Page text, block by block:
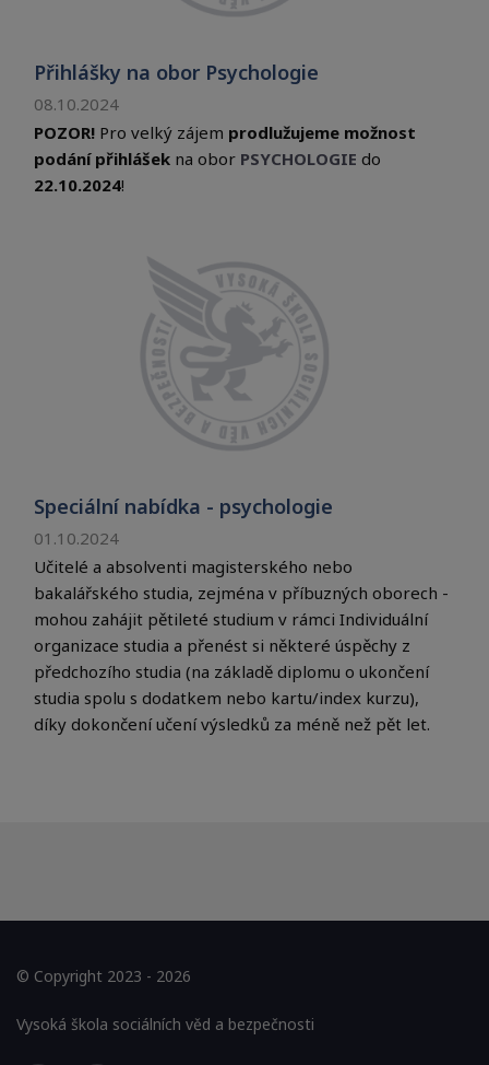
Přihlášky na obor Psychologie
08.10.2024
POZOR! Pro velký zájem prodlužujeme možnost
podání přihlášek na obor PSYCHOLOGIE do
22.10.2024!
Speciální nabídka - psychologie
01.10.2024
Učitelé a absolventi magisterského nebo
bakalářského studia, zejména v příbuzných oborech -
mohou zahájit pětileté studium v ​​rámci Individuální
organizace studia a přenést si některé úspěchy z
předchozího studia (na základě diplomu o ukončení
studia spolu s dodatkem nebo kartu/index kurzu),
díky dokončení učení výsledků za méně než pět let.
© Copyright 2023 - 2026
Vysoká škola sociálních věd a bezpečnosti